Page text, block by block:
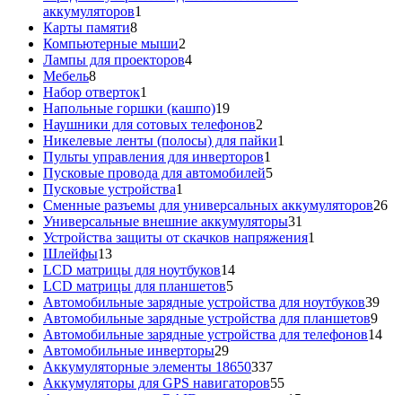
аккумуляторов1
Карты памяти88
товаров
Компьютерные мыши2
товара
Лампы для проекторов44
Мебель88
товаров
Набор отверток1
товар
Напольные горшки (кашпо)1919
товаров
Наушники для сотовых телефонов2
товара
Никелевые ленты (полосы) для пайки1
Пульты управления для инверторов1
товар
Пусковые провода для автомобилей55
Пусковые устройства1
товар
Сменные разъемы для универсальных аккумуляторов2626
Универсальные внешние аккумуляторы31
товар
Устройства защиты от скачков напряжения1
Шлейфы1313
товаров
LCD матрицы для ноутбуков1414
LCD матрицы для планшетов55
товаров
Автомобильные зарядные устройства для ноутбуков3939
Автомобильные зарядные устройства для планшетов99
Автомобильные зарядные устройства для телефонов1414
Автомобильные инверторы2929
товаров
Аккумуляторные элементы 18650337337
товаров
Аккумуляторы для GPS навигаторов5555